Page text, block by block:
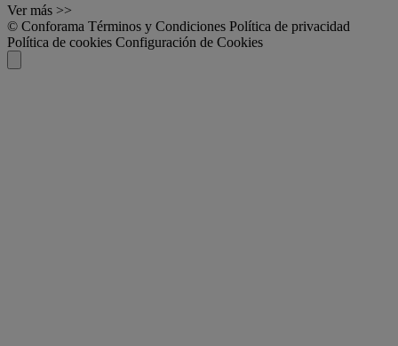
Ver más >>
© Conforama Términos y Condiciones Política de privacidad
Política de cookies Configuración de Cookies